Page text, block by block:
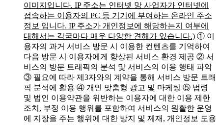
이미지입니다. IP 주소는 인터넷 망 사업자가 인터넷에
접속하는 이용자의 PC 등 기기에 부여하는 온라인 주소
정보 입니다. IP 주소가 개인정보에 해당하는지 여부에
대해서는 각국마다 매우 다양한 견해가 있습니다.) ① 이
용자의 과거 서비스 방문 시 이용한 컨텐츠를 기억하여
다음 방문 시 이용자에게 향상된 서비스 환경 제공 ② 서
비스의 방문 트래픽의 분석 및 서비스의 이용 행태 파악
③ 필요에 따라 제3자와의 계약을 통해 서비스 방문 트래
픽 분석에 활용 ④ 개인 맞춤형 광고 및 마케팅 ⑤ 법령
및 법인 이용약관을 위반하는 이용자에 대한 이용 제한
조치, 부정 이용 행위를 포함하여 서비스의 원활한 운영
에 지장을 주는 행위에 대한 방지 및 제재, 개인정보 도용